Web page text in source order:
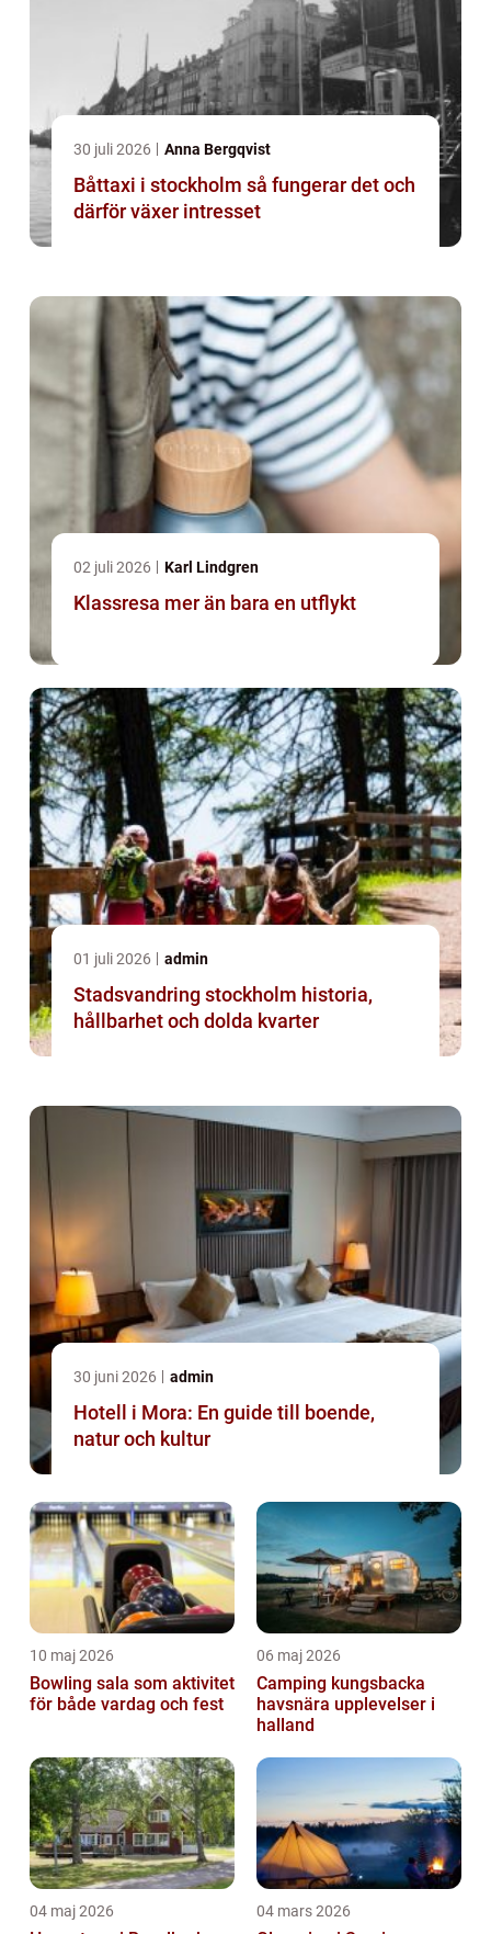
30 juli 2026 Anna Bergqvist
Båttaxi i stockholm så fungerar det och
därför växer intresset
02 juli 2026 Karl Lindgren
Klassresa mer än bara en utflykt
01 juli 2026 admin
Stadsvandring stockholm historia,
hållbarhet och dolda kvarter
30 juni 2026 admin
Hotell i Mora: En guide till boende,
natur och kultur
10 maj 2026
Bowling sala som aktivitet
för både vardag och fest
06 maj 2026
Camping kungsbacka
havsnära upplevelser i
halland
04 maj 2026 04 mars 2026